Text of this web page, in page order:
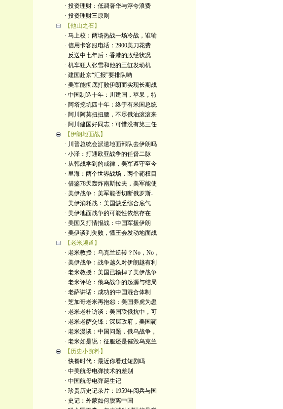
· 投资理财：低调奢华与浮夸浪费
· 投资理财三原则
【他山之石】
· 马上校：两场热战一场冷战，谁输
· 信用卡客服电话：2900美刀花费
· 反送中七年后：香港的政经状况
· 机车狂人张雪和他的三缸发动机
· 建国赴京“汇报”要排队哟
· 美军能彻底打败伊朗而实现长期战
· 中国制造十年：川建国，苹果，特
· 阿塔挖坑四十年：终于有米国总统
· 阿川阿莫扭扭腰，不尽俄油滚滚来
· 阿川建国好同志：可惜没有第三任
【伊朗地面战】
· 川普总统会派遣地面部队去伊朗吗
· 小泽：打通欧亚战争的任督二脉
· 从韩战学到的戒律，美军遵守至今
· 里海：两个世界战场，两个霸权目
· 借鉴78天轰炸南斯拉夫，美军能使
· 美伊战争：美军能否切断俄罗斯-
· 美伊消耗战：美国缺乏综合底气
· 美伊地面战争的可能性依然存在
· 美国又打情报战：中国军援伊朗
· 美伊谈判失败，懂王会发动地面战
【老米频道】
· 老米教授：乌克兰逆转？No，No，
· 美伊战争：战争越久对伊朗越有利
· 老米教授：美国已输掉了美伊战争
· 老米评论：俄乌战争的起源与结局
· 老萨讲话：成功的中国混合体制
· 芝加哥老米再抱怨：美国养虎为患
· 老米老杜访谈：美国联俄抗中，可
· 老米老萨交锋：深层政府，美国霸
· 老米漫谈：中国问题，俄乌战争，
· 老米如是说：征服还是催毁乌克兰
【历史小资料】
· 快餐时代：最近你看过短剧吗
· 中美航母电弹技术的差别
· 中国航母电弹诞生记
· 珍贵历史记录片：1959年阅兵与国
· 史记：外蒙如何脱离中国